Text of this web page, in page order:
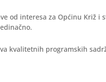
od interesa za Općinu Križ i
kvalitetnih programskih